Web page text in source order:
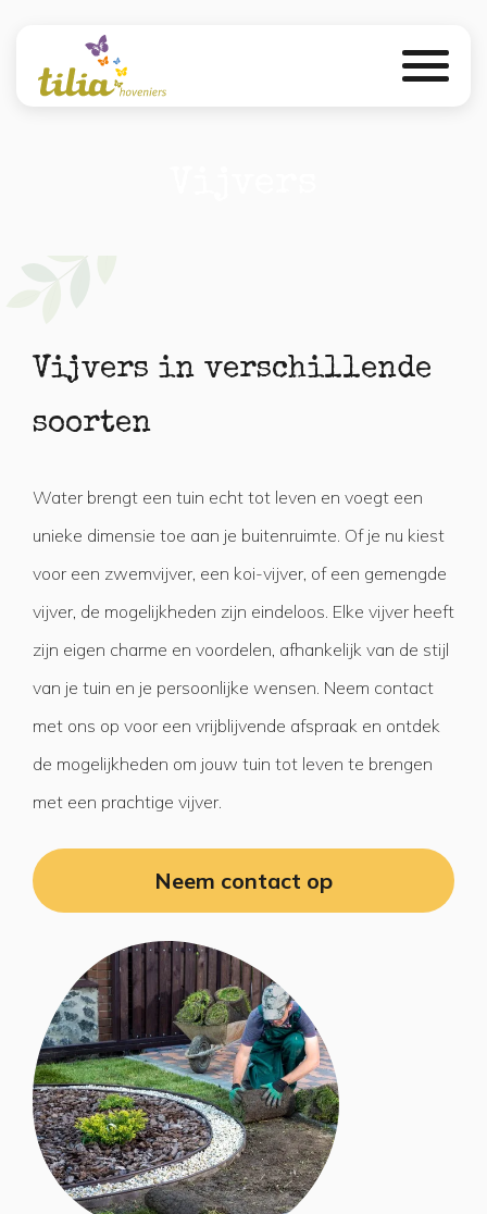
Vijvers in verschillende
soorten
Water brengt een tuin echt tot leven en voegt een
unieke dimensie toe aan je buitenruimte. Of je nu kiest
voor een zwemvijver, een koi-vijver, of een gemengde
vijver, de mogelijkheden zijn eindeloos. Elke vijver heeft
zijn eigen charme en voordelen, afhankelijk van de stijl
van je tuin en je persoonlijke wensen. Neem contact
met ons op voor een vrijblijvende afspraak en ontdek
de mogelijkheden om jouw tuin tot leven te brengen
met een prachtige vijver.
Neem contact op